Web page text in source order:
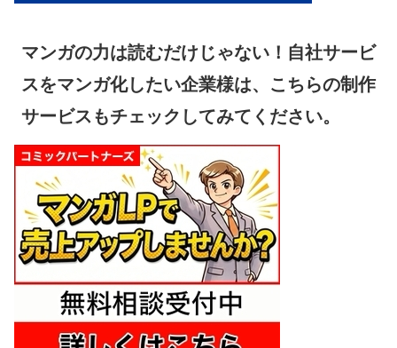
マンガの力は読むだけじゃない！自社サービ
スをマンガ化したい企業様は、こちらの制作
サービスもチェックしてみてください。